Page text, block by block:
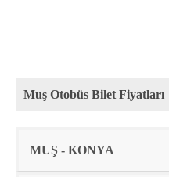
Muş Otobüs Bilet Fiyatları
Rota Fiyat
MUŞ - KONYA